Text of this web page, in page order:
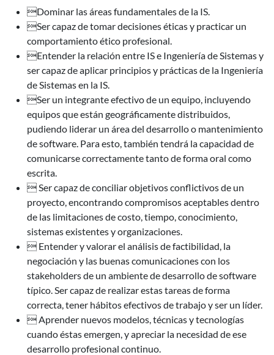
Dominar las áreas fundamentales de la IS.
Ser capaz de tomar decisiones éticas y practicar un
comportamiento ético profesional.
Entender la relación entre IS e Ingeniería de Sistemas y
ser capaz de aplicar principios y prácticas de la Ingeniería
de Sistemas en la IS.
Ser un integrante efectivo de un equipo, incluyendo
equipos que están geográficamente distribuidos,
pudiendo liderar un área del desarrollo o mantenimiento
de software. Para esto, también tendrá la capacidad de
comunicarse correctamente tanto de forma oral como
escrita.
 Ser capaz de conciliar objetivos conflictivos de un
proyecto, encontrando compromisos aceptables dentro
de las limitaciones de costo, tiempo, conocimiento,
sistemas existentes y organizaciones.
 Entender y valorar el análisis de factibilidad, la
negociación y las buenas comunicaciones con los
stakeholders de un ambiente de desarrollo de software
típico. Ser capaz de realizar estas tareas de forma
correcta, tener hábitos efectivos de trabajo y ser un líder.
 Aprender nuevos modelos, técnicas y tecnologías
cuando éstas emergen, y apreciar la necesidad de ese
desarrollo profesional continuo.